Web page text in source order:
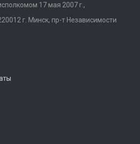
17 мая 2007 г.,
г. Минск, пр-т Независимости